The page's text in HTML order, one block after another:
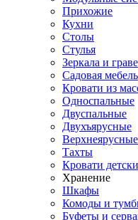
Прихожие
Кухни
Столы
Стулья
Зеркала и
Садовая мебель
Кровати из
Односпальные
Двуспальные
Двухъярусные
Верхнеярусные
Тахты
Кровати
Хранение
Шкафы
Комоды и
Буфеты и